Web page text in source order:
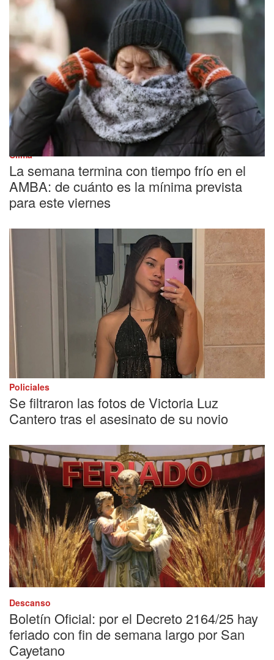
Clima
La semana termina con tiempo frío en el
AMBA: de cuánto es la mínima prevista
para este viernes
Policiales
Se filtraron las fotos de Victoria Luz
Cantero tras el asesinato de su novio
Descanso
Boletín Oficial: por el Decreto 2164/25 hay
feriado con fin de semana largo por San
Cayetano